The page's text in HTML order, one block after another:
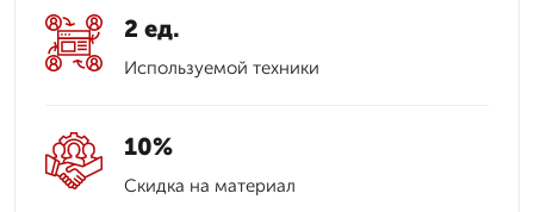
2 ед.
Используемой техники
10%
Скидка на материал